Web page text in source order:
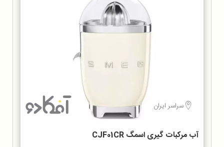
سراسر ایران
آب مرکبات گیری اسمگ CJF01CR